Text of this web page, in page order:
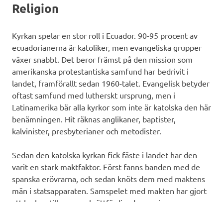
Religion
Kyrkan spelar en stor roll i Ecuador. 90-95 procent av
ecuadorianerna är katoliker, men evangeliska grupper
växer snabbt. Det beror främst på den mission som
amerikanska protestantiska samfund har bedrivit i
landet, framförallt sedan 1960-talet. Evangelisk betyder
oftast samfund med lutherskt ursprung, men i
Latinamerika bär alla kyrkor som inte är katolska den här
benämningen. Hit räknas anglikaner, baptister,
kalvinister, presbyterianer och metodister.
Sedan den katolska kyrkan fick fäste i landet har den
varit en stark maktfaktor. Först fanns banden med de
spanska erövrarna, och sedan knöts dem med maktens
män i statsapparaten. Samspelet med makten har gjort